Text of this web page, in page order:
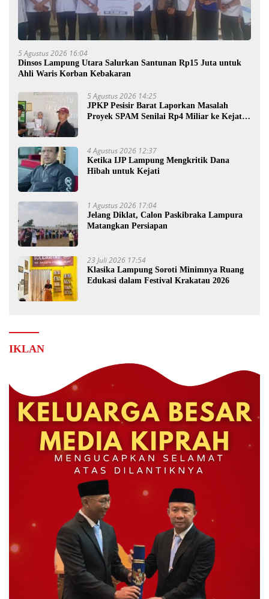
5 Agustus 2026 16:04
Dinsos Lampung Utara Salurkan Santunan Rp15 Juta untuk
Ahli Waris Korban Kebakaran
5 Agustus 2026 14:25
JPKP Pesisir Barat Laporkan Masalah
Proyek SPAM Senilai Rp4 Miliar ke Kejati
4 Agustus 2026 12:37
Ketika IJP Lampung Mengkritik Dana
Hibah untuk Kejati
1 Agustus 2026 17:04
Jelang Diklat, Calon Paskibraka Lampura
Matangkan Persiapan
23 Juli 2026 17:54
Klasika Lampung Soroti Minimnya Ruang
Edukasi dalam Festival Krakatau 2026
IKLAN